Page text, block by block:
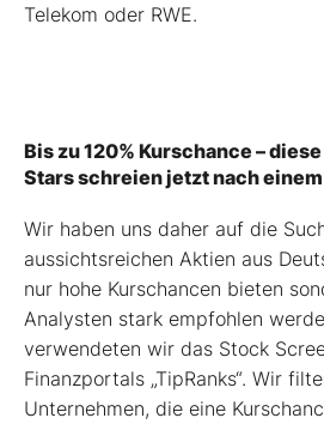
Telekom oder RWE.
Bis zu 120% Kurschance –
Stars schreien jetzt nach
Wir haben uns daher auf die
aussichtsreichen Aktien aus
nur hohe Kurschancen bieten
Analysten stark empfohlen
verwendeten wir das Stock
Finanzportals „TipRanks“. Wir
Unternehmen, die eine